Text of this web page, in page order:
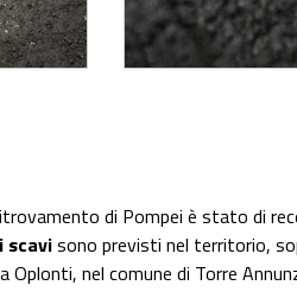
di Pompei è stato di
scavisono previsti nel territorio,
Oplonti, nel comune di Torre